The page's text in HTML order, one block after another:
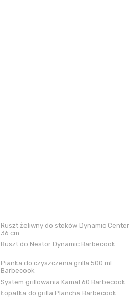
Ruszt żeliwny do steków Dynamic Center
36 cm
Ruszt do Nestor Dynamic Barbecook
Pianka do czyszczenia grilla 500 ml
Barbecook
System grillowania Kamal 60 Barbecook
Łopatka do grilla Plancha Barbecook